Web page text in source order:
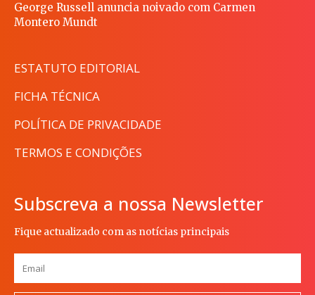
George Russell anuncia noivado com Carmen
Montero Mundt
ESTATUTO EDITORIAL
FICHA TÉCNICA
POLÍTICA DE PRIVACIDADE
TERMOS E CONDIÇÕES
Subscreva a nossa Newsletter
Fique actualizado com as notícias principais